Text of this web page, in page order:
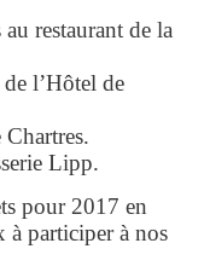
restaurant de la
l’Hôtel de
Lipp.
pour 2017 en
à participer à nos